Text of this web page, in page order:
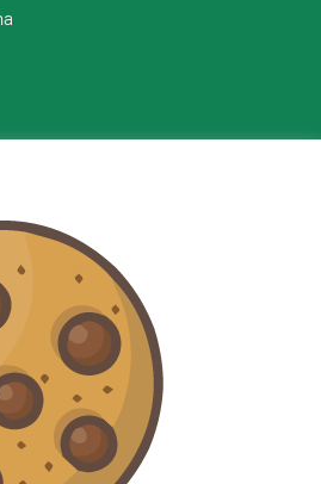
assistenza, lasciare un